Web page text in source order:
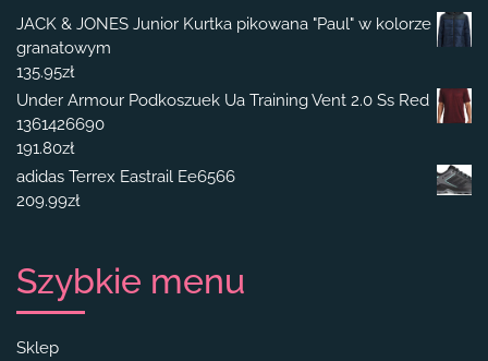
JACK & JONES Junior Kurtka pikowana "Paul" w kolorze
granatowym
135.95zł
Under Armour Podkoszuek Ua Training Vent 2.0 Ss Red
1361426690
191.80zł
adidas Terrex Eastrail Ee6566
209.99zł
Szybkie menu
Sklep